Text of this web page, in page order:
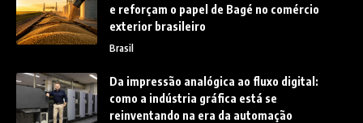
e reforçam o papel de Bagé no comércio
exterior brasileiro
Brasil
Da impressão analógica ao fluxo digital:
como a indústria gráfica está se
reinventando na era da automação